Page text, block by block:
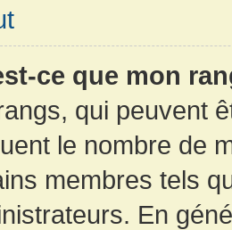
ce que mon
qui peuvent
le nombre de
membres tels
En